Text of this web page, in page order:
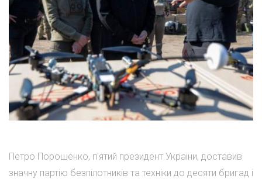
Петро Порошенко, п'ятий президент України, доставив
значну партію безпілотників та техніки до десяти бригад і